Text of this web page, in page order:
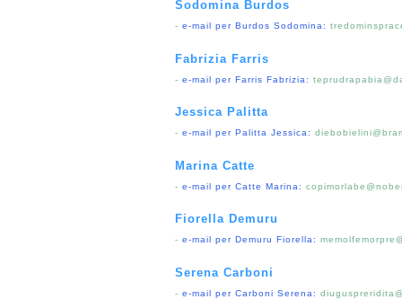
Sodomina Burdos
- e-mail per Burdos Sodomina:
Fabrizia Farris
- e-mail per Farris Fabrizia:
Jessica Palitta
- e-mail per Palitta Jessica:
Marina Catte
- e-mail per Catte Marina:
Fiorella Demuru
- e-mail per Demuru Fiorella:
Serena Carboni
- e-mail per Carboni Serena: